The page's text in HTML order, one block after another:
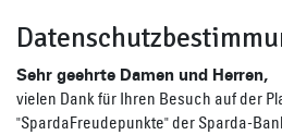
Sehr geehrte Damen und Herren,
vielen Dank für Ihren Besuch auf der
"SpardaFreudepunkte" der Sparda-